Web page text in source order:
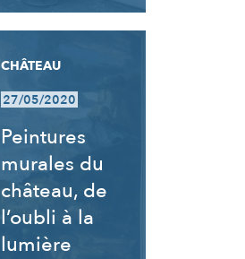
CHÂTEAU
27/05/2020
Peintures
murales du
château, de
l’oubli à la
lumière